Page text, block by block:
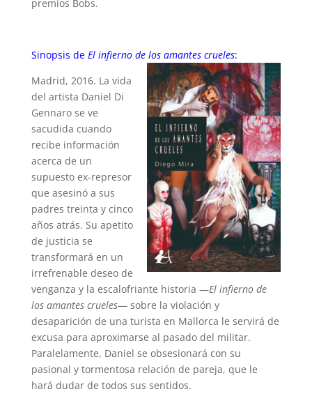
premios Bobs.
Sinopsis de El infierno de los amantes crueles:
Madrid, 2016. La vida
del artista Daniel Di
Gennaro se ve
sacudida cuando
recibe información
acerca de un
supuesto ex-represor
que asesinó a sus
padres treinta y cinco
años atrás. Su apetito
de justicia se
transformará en un
irrefrenable deseo de
venganza y la escalofriante historia —El infierno de
los amantes crueles— sobre la violación y
desaparición de una turista en Mallorca le servirá de
excusa para aproximarse al pasado del militar.
Paralelamente, Daniel se obsesionará con su
pasional y tormentosa relación de pareja, que le
hará dudar de todos sus sentidos.